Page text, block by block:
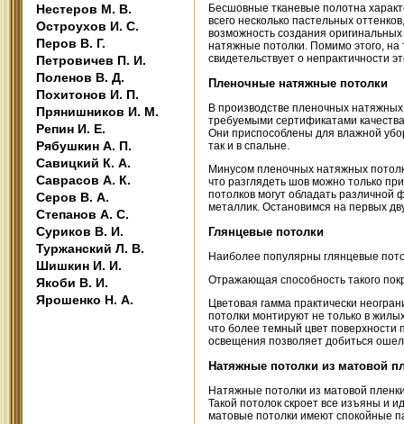
Нестеров М. В.
Остроухов И. С.
Перов В. Г.
Петровичев П. И.
Поленов В. Д.
Похитонов И. П.
Прянишников И. М.
Репин И. Е.
Рябушкин А. П.
Савицкий К. А.
Саврасов А. К.
Серов В. А.
Степанов А. С.
Суриков В. И.
Туржанский Л. В.
Шишкин И. И.
Якоби В. И.
Ярошенко Н. А.
Бесшовные тканевые полотна
всего несколько пастельных
возможность создания
натяжные потолки. Помимо этого, на
свидетельствует о непрактичности
Пленочные натяжные потолки
В производстве пленочных
требуемыми сертификатами
Они приспособлены для влажной
так и в спальне.
Минусом пленочных натяжных
что разглядеть шов можно только
потолков могут обладать
металлик. Остановимся на первых
Глянцевые потолки
Наиболее популярны глянцевые
Отражающая способность такого
Цветовая гамма практически
потолки монтируют не только в
что более темный цвет поверхности
освещения позволяет добиться
Натяжные потолки из матовой
Натяжные потолки из матовой
Такой потолок скроет все изъяны и
матовые потолки имеют спокойные